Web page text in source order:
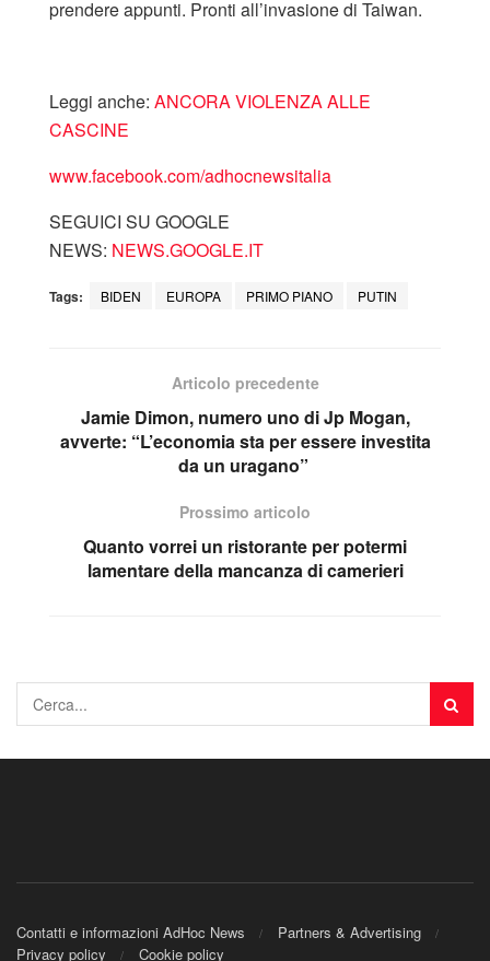
prendere appunti. Pronti all’invasione di Taiwan.
Leggi anche: ANCORA VIOLENZA ALLE
CASCINE
www.facebook.com/adhocnewsitalia
SEGUICI SU GOOGLE
NEWS: NEWS.GOOGLE.IT
Tags: BIDEN EUROPA PRIMO PIANO PUTIN
Articolo precedente
Jamie Dimon, numero uno di Jp Mogan,
avverte: “L’economia sta per essere investita
da un uragano”
Prossimo articolo
Quanto vorrei un ristorante per potermi
lamentare della mancanza di camerieri
Contatti e informazioni AdHoc News
Partners & Advertising
Privacy policy
Cookie policy